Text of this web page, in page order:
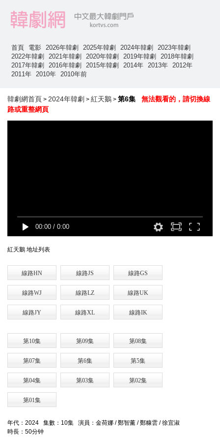
首頁 電影 2026年韓劇 2025年韓劇 2024年韓劇
2023年韓劇
2022年韓劇
2021年韓劇 2020年韓劇 2019年韓劇
2018年韓劇
2017年韓劇
2016年韓劇 2015年韓劇 2014年 2013年
2012年
2011年
2010年 2010年前
韓劇網首頁 > 2024年韓劇 > 紅天鵝 > 第6集
無法觀看的，請切換線
路或重整網頁
00:00 / 0:00
紅天鵝 地址列表
線路HN 線路JS 線路GS
線路WJ 線路LZ 線路UK
線路JY 線路XL 線路IK
第10集 第09集 第08集
第07集 第6集 第5集
第04集 第03集 第02集
第01集
年代：2024 集數：10集 演員：金荷娜 / 鄭智薰 / 鄭糠雲 / 徐宜淑
時長：50分钟